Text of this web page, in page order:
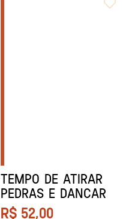
TEMPO DE ATIRAR
PEDRAS E DANCAR
R$ 52,00